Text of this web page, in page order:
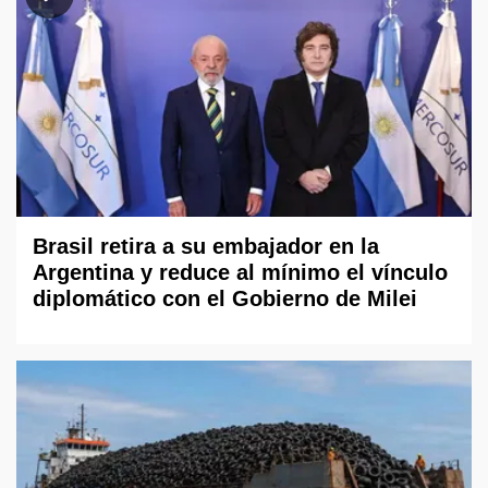
Brasil retira a su embajador en la
Argentina y reduce al mínimo el vínculo
diplomático con el Gobierno de Milei